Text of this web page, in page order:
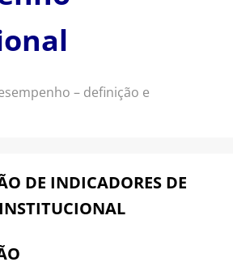
DE INDICADORES DE